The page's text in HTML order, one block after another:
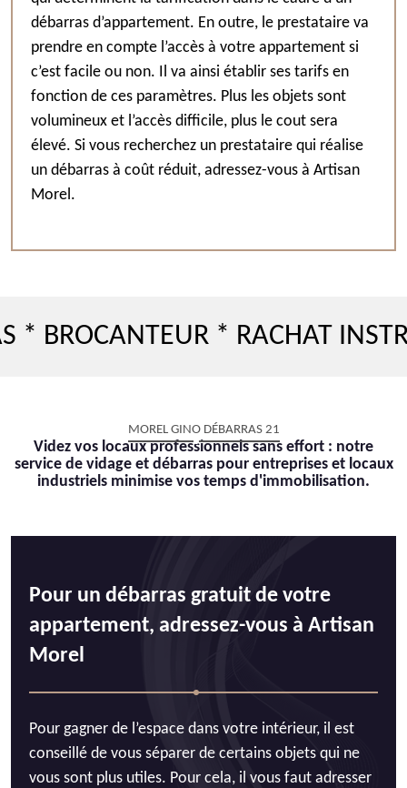
débarras d’appartement. En outre, le prestataire va
prendre en compte l’accès à votre appartement si
c’est facile ou non. Il va ainsi établir ses tarifs en
fonction de ces paramètres. Plus les objets sont
volumineux et l’accès difficile, plus le cout sera
élevé. Si vous recherchez un prestataire qui réalise
un débarras à coût réduit, adressez-vous à Artisan
Morel.
* RACHAT
MOREL GINO DÉBARRAS 21
Videz vos locaux professionnels sans effort : notre
service de vidage et débarras pour entreprises et locaux
industriels minimise vos temps d'immobilisation.
Pour un débarras gratuit de votre
appartement, adressez-vous à Artisan
Morel
Pour gagner de l’espace dans votre intérieur, il est
conseillé de vous séparer de certains objets qui ne
vous sont plus utiles. Pour cela, il vous faut adresser